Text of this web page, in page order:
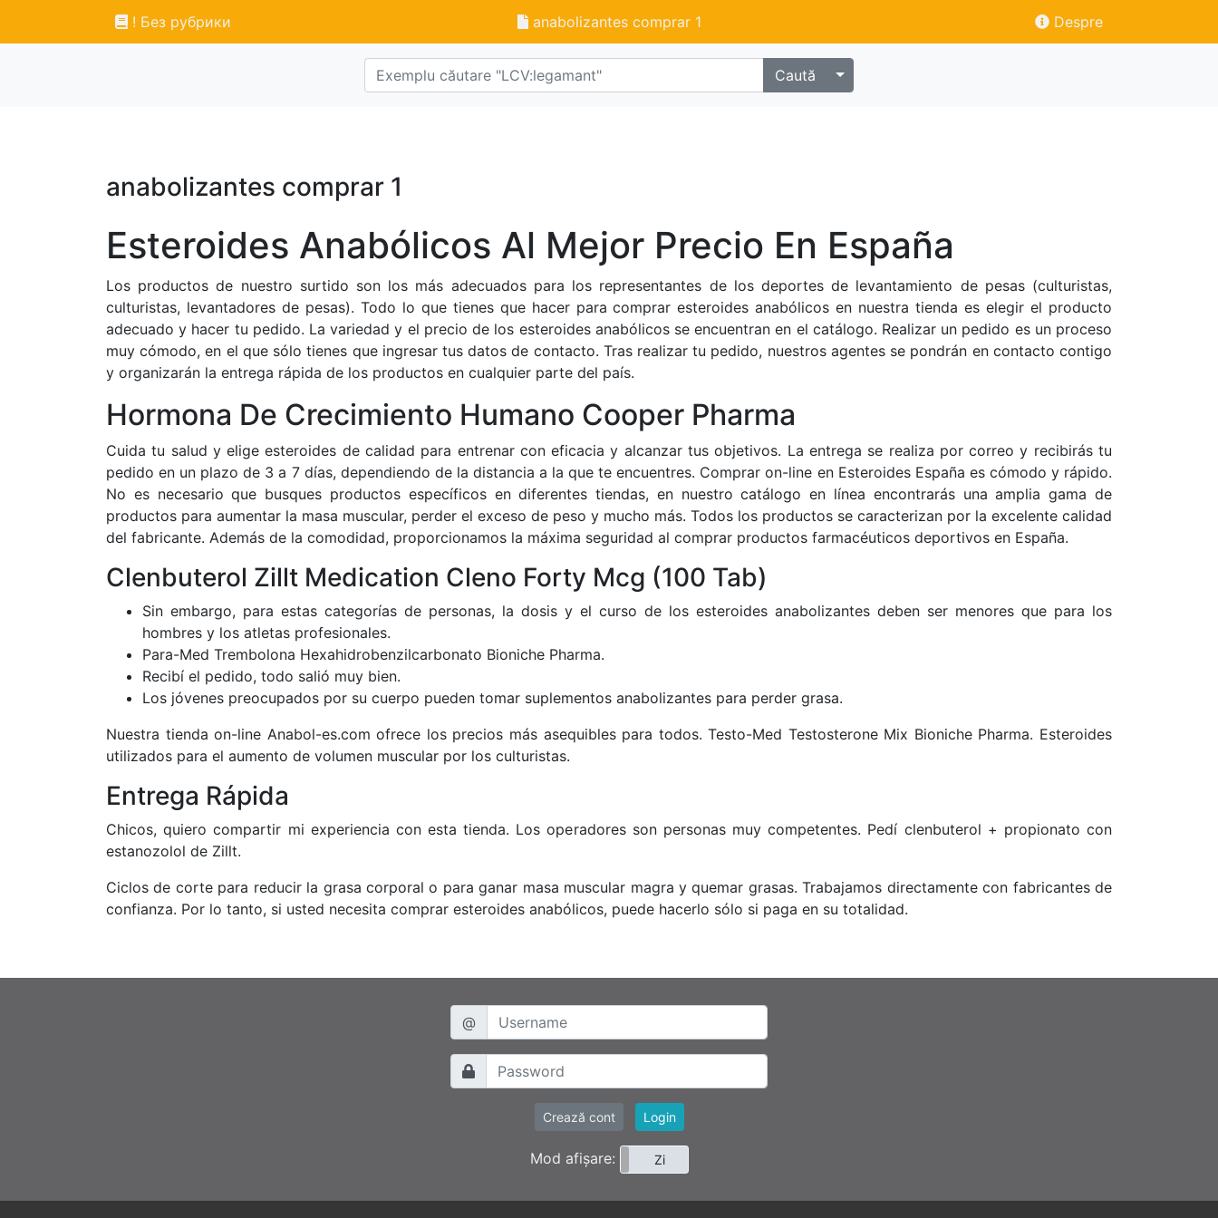
! Без рубрики anabolizantes comprar 1 Despre
Caută
anabolizantes comprar 1
Esteroides Anabólicos Al Mejor Precio En España
Los productos de nuestro surtido son los más adecuados para los representantes de los deportes de levantamiento de pesas (culturistas,
culturistas, levantadores de pesas). Todo lo que tienes que hacer para comprar esteroides anabólicos en nuestra tienda es elegir el producto
adecuado y hacer tu pedido. La variedad y el precio de los esteroides anabólicos se encuentran en el catálogo. Realizar un pedido es un proceso
muy cómodo, en el que sólo tienes que ingresar tus datos de contacto. Tras realizar tu pedido, nuestros agentes se pondrán en contacto contigo
y organizarán la entrega rápida de los productos en cualquier parte del país.
Hormona De Crecimiento Humano Cooper Pharma
Cuida tu salud y elige esteroides de calidad para entrenar con eficacia y alcanzar tus objetivos. La entrega se realiza por correo y recibirás tu
pedido en un plazo de 3 a 7 días, dependiendo de la distancia a la que te encuentres. Comprar on-line en Esteroides España es cómodo y rápido.
No es necesario que busques productos específicos en diferentes tiendas, en nuestro catálogo en línea encontrarás una amplia gama de
productos para aumentar la masa muscular, perder el exceso de peso y mucho más. Todos los productos se caracterizan por la excelente calidad
del fabricante. Además de la comodidad, proporcionamos la máxima seguridad al comprar productos farmacéuticos deportivos en España.
Clenbuterol Zillt Medication Cleno Forty Mcg (100 Tab)
Sin embargo, para estas categorías de personas, la dosis y el curso de los esteroides anabolizantes deben ser menores que para los
hombres y los atletas profesionales.
Para-Med Trembolona Hexahidrobenzilcarbonato Bioniche Pharma.
Recibí el pedido, todo salió muy bien.
Los jóvenes preocupados por su cuerpo pueden tomar suplementos anabolizantes para perder grasa.
Nuestra tienda on-line Anabol-es.com ofrece los precios más asequibles para todos. Testo-Med Testosterone Mix Bioniche Pharma. Esteroides
utilizados para el aumento de volumen muscular por los culturistas.
Entrega Rápida
Chicos, quiero compartir mi experiencia con esta tienda. Los operadores son personas muy competentes. Pedí clenbuterol + propionato con
estanozolol de Zillt.
Ciclos de corte para reducir la grasa corporal o para ganar masa muscular magra y quemar grasas. Trabajamos directamente con fabricantes de
confianza. Por lo tanto, si usted necesita comprar esteroides anabólicos, puede hacerlo sólo si paga en su totalidad.
@
Crează cont Login
Mod afișare:
Noapte Zi